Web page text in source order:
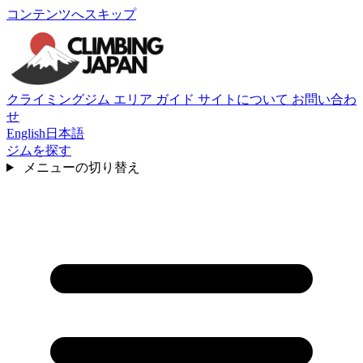
コンテンツへスキップ
クライミングジム エリア ガイド サイトについて お問い合わ
せ
English 日本語
ジムを探す
メニューの切り替え